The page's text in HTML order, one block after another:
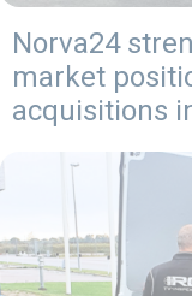
Norva24
market
acquisitions